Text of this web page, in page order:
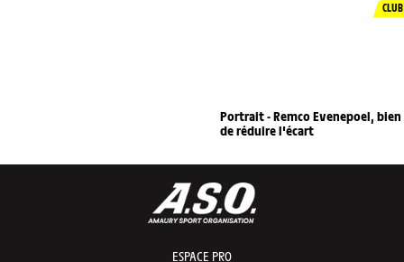
CLUB
Portrait - Remco Evenepoel, bien
de réduire l'écart
ESPACE PRO